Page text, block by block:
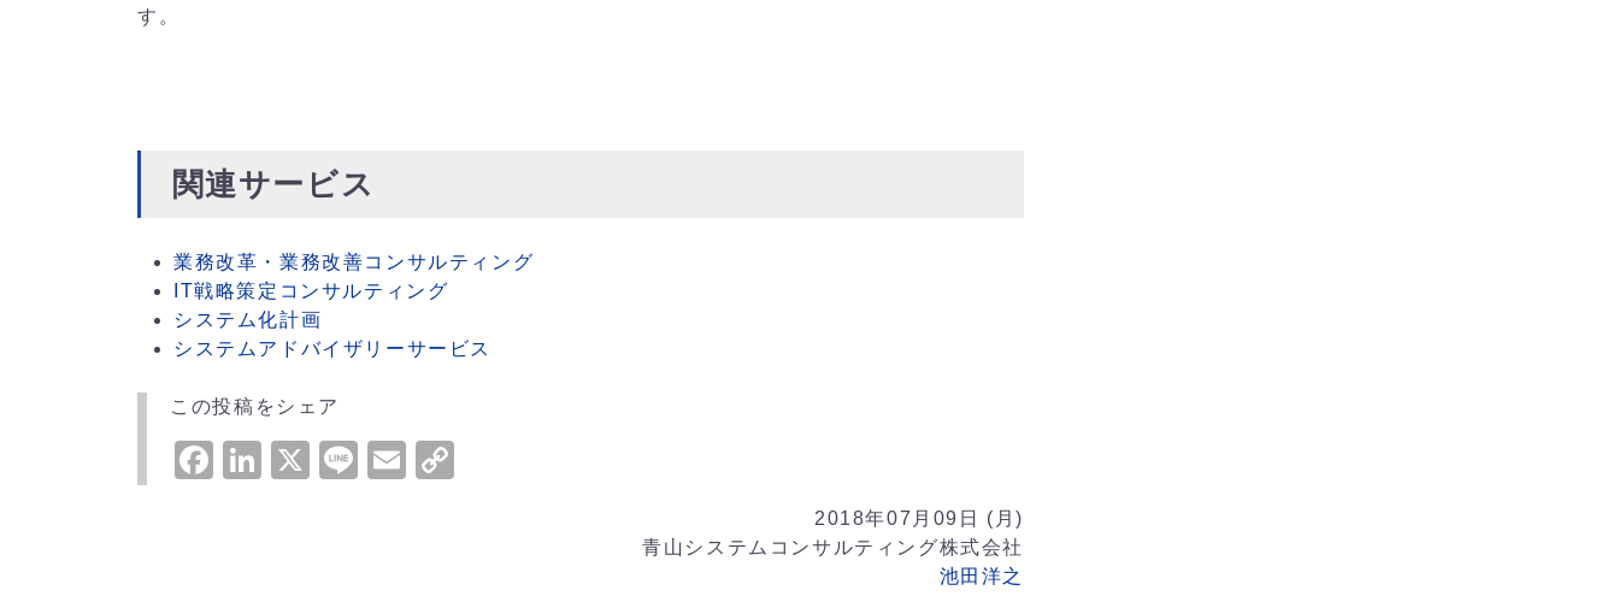
す。
関連サービス
業務改革・業務改善コンサルティング
IT戦略策定コンサルティング
システム化計画
システムアドバイザリーサービス
この投稿をシェア
Facebook
LinkedIn
X LineEmail
2018年07月09日 (月)
青山システムコンサルティング株式会社
池田洋之